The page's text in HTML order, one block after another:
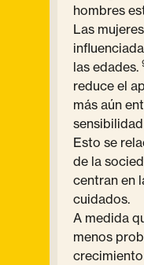
hombres
Las
las edades.
reduce el
más aún
Esto se
de la
centran en
cuidados.
A medida
menos